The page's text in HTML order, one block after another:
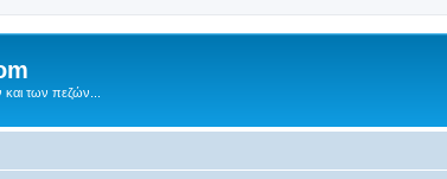
των πεζών...